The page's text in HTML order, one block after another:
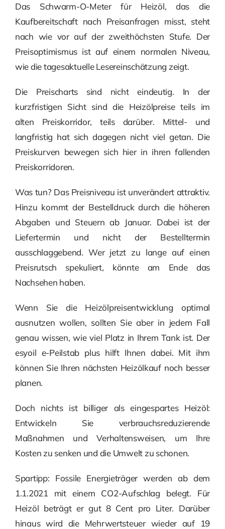
Das Schwarm-O-Meter für Heizöl, das die
Kaufbereitschaft nach Preisanfragen misst, steht
nach wie vor auf der zweithöchsten Stufe. Der
Preisoptimismus ist auf einem normalen Niveau,
wie die tagesaktuelle Lesereinschätzung zeigt.
Die Preischarts sind nicht eindeutig. In der
kurzfristigen Sicht sind die Heizölpreise teils im
alten Preiskorridor, teils darüber. Mittel- und
langfristig hat sich dagegen nicht viel getan. Die
Preiskurven bewegen sich hier in ihren fallenden
Preiskorridoren.
Was tun? Das Preisniveau ist unverändert attraktiv.
Hinzu kommt der Bestelldruck durch die höheren
Abgaben und Steuern ab Januar. Dabei ist der
Liefertermin und nicht der Bestelltermin
ausschlaggebend. Wer jetzt zu lange auf einen
Preisrutsch spekuliert, könnte am Ende das
Nachsehen haben.
Wenn Sie die Heizölpreisentwicklung optimal
ausnutzen wollen, sollten Sie aber in jedem Fall
genau wissen, wie viel Platz in Ihrem Tank ist. Der
esyoil e-Peilstab plus hilft Ihnen dabei. Mit ihm
können Sie Ihren nächsten Heizölkauf noch besser
planen.
Doch nichts ist billiger als eingespartes Heizöl:
Entwickeln Sie verbrauchsreduzierende
Maßnahmen und Verhaltensweisen, um Ihre
Kosten zu senken und die Umwelt zu schonen.
Spartipp: Fossile Energieträger werden ab dem
1.1.2021 mit einem CO2-Aufschlag belegt. Für
Heizöl beträgt er gut 8 Cent pro Liter. Darüber
hinaus wird die Mehrwertsteuer wieder auf 19